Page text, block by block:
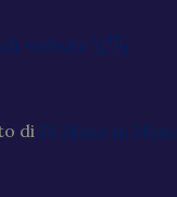
website 🇬🇧
di Di Mano in